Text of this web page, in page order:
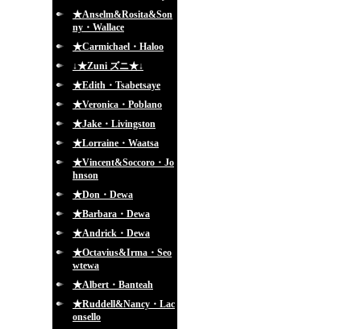
★Anselm&Rosita&Son
ny・Wallace
★Carmichael・Haloo
↓★Zuni ズニ★↓
★Edith・Tsabetsaye
★Veronica・Poblano
★Jake・Livingston
★Lorraine・Waatsa
★Vincent&Soccoro・Jo
hnson
★Don・Dewa
★Barbara・Dewa
★Andrick・Dewa
★Octavius&Irma・Seo
wtewa
★Albert・Banteah
★Ruddell&Nancy・Lac
onsello